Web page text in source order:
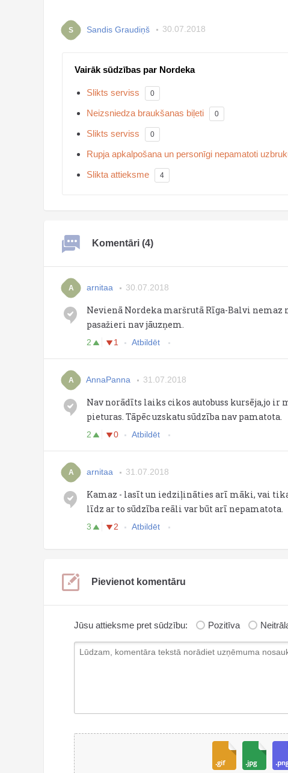
S Sandis Graudiņš 30.07.2018
Vairāk sūdzības par Nordeka
Slikts serviss 0
Neizsniedza braukšanas biļeti 0
Slikts serviss 0
Rupja apkalpošana un personīgi nepamatoti
Slikta attieksme 4
Komentāri (4)
A arnitaa 30.07.2018
Nevienā Nordeka maršrutā Rīga-Balvi nemaz
pasažieri nav jāuzņem.
2 1 Atbildēt
A AnnaPanna 31.07.2018
Nav norādīts laiks cikos autobuss kursēja,jo
pieturas. Tāpēc uzskatu sūdzība nav pamatota.
2 0 Atbildēt
A arnitaa 31.07.2018
Kamaz - lasīt un iedziļināties arī māki, vai
līdz ar to sūdzība reāli var būt arī nepamatota.
3 2 Atbildēt
Pievienot komentāru
Jūsu attieksme pret sūdzību: Pozitīva